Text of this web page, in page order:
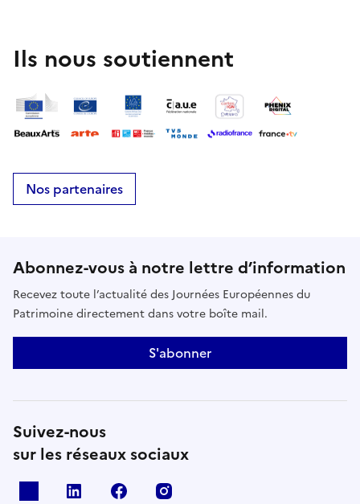
Ils nous soutiennent
Nos partenaires
Abonnez-vous à notre lettre d’information
Recevez toute l’actualité des Journées Européennes du
Patrimoine directement dans votre boîte mail.
S'abonner
Suivez-nous
sur les réseaux sociaux
Linkedin Facebook